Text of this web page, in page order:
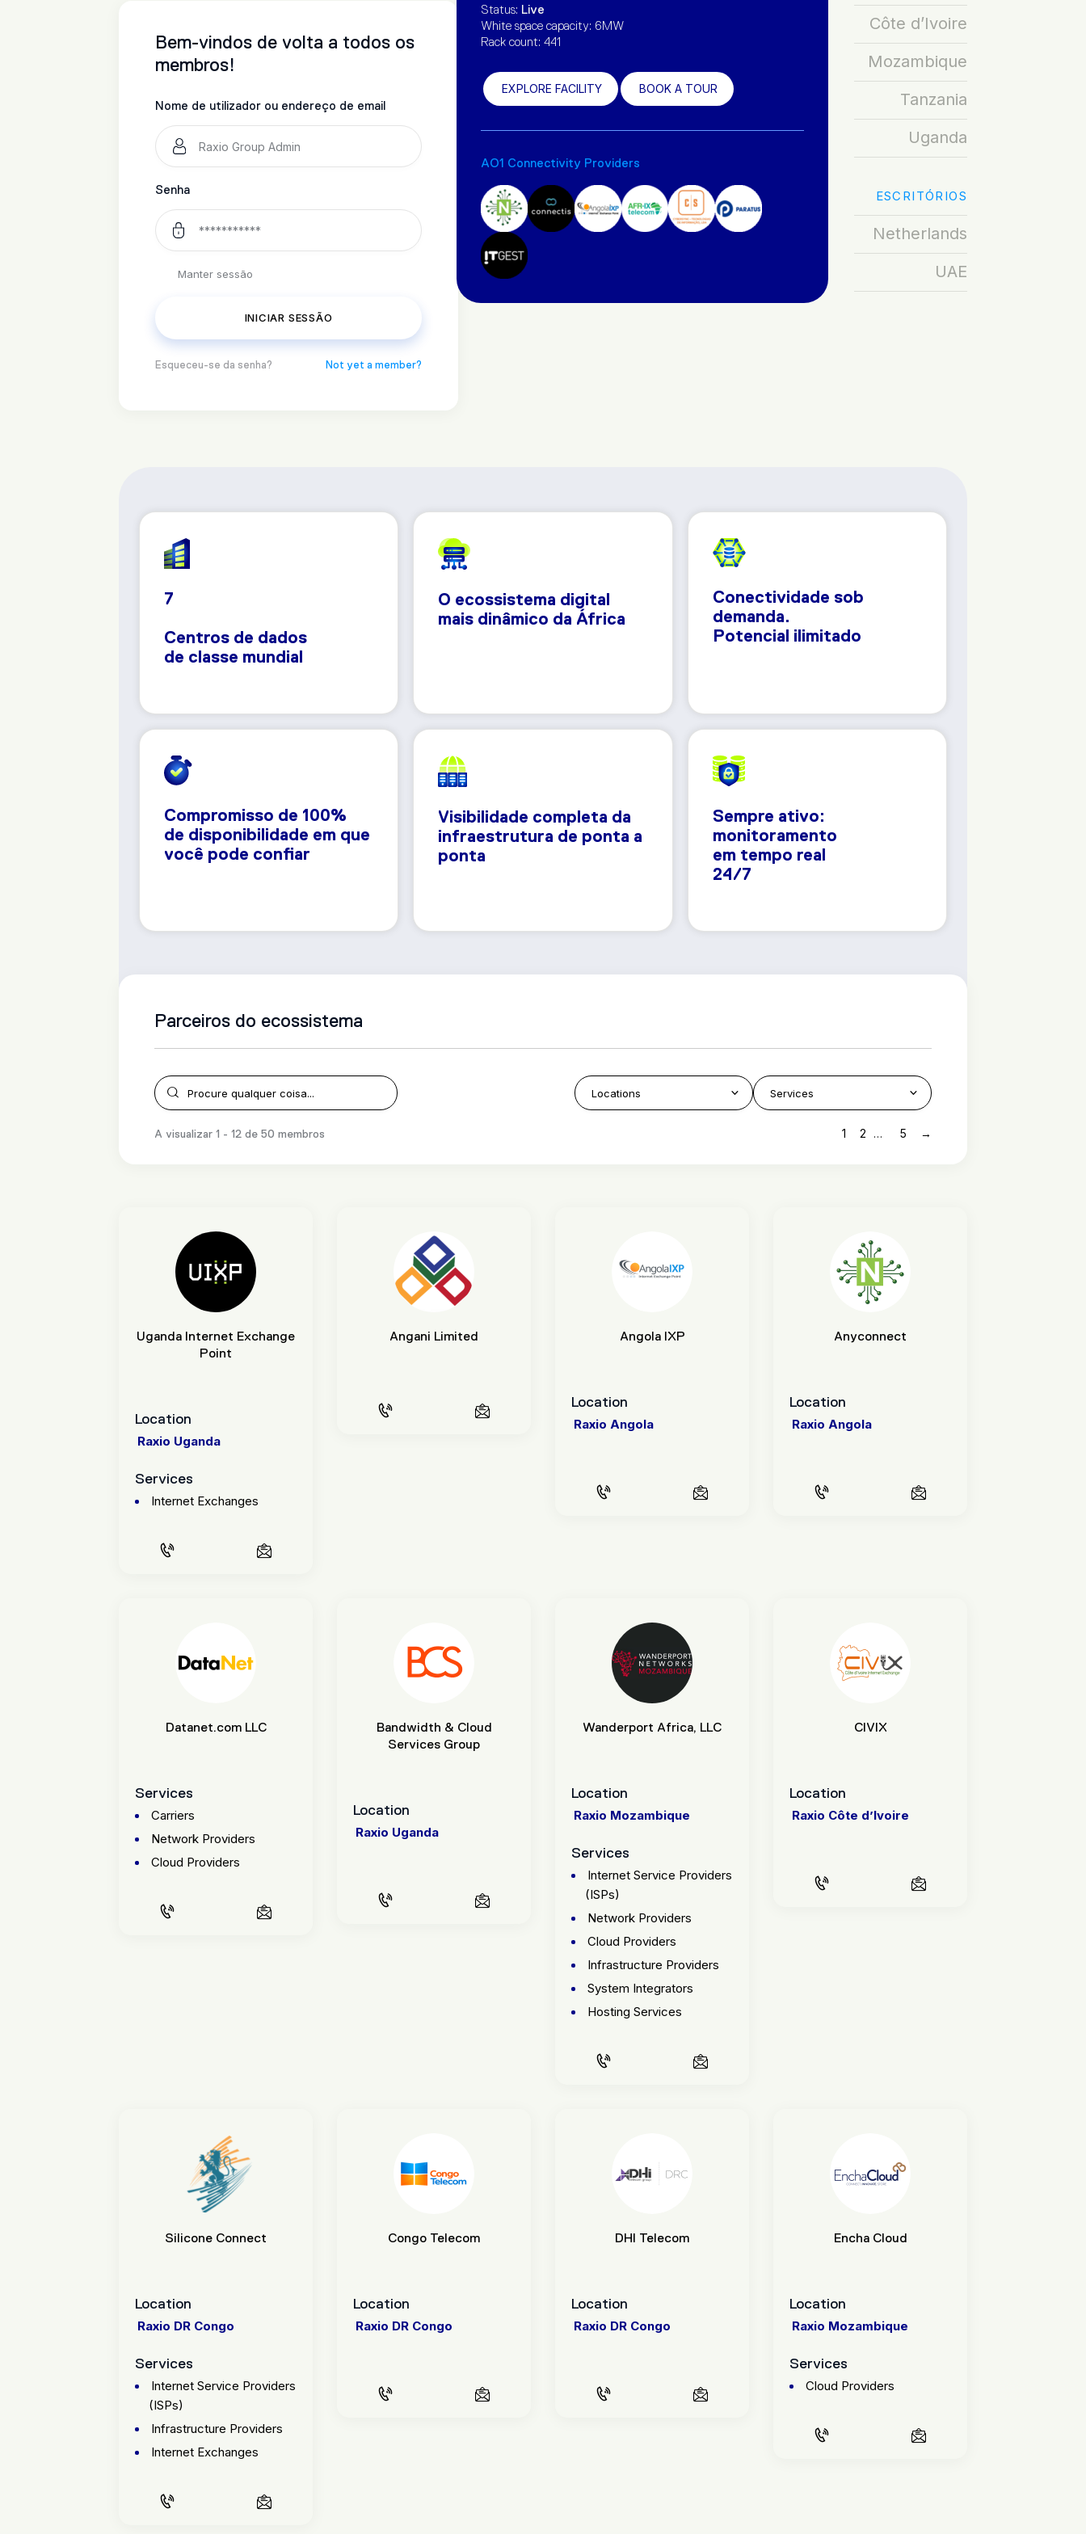
Bem-vindos de volta a todos os
membros!
Nome de utilizador ou endereço de email
Senha
Manter sessão
INICIAR SESSÃO
Not yet a member?
Esqueceu-se da senha?
Status: Live
White space capacity: 6MW
Rack count: 441
EXPLORE FACILITY BOOK A TOUR
AO1 Connectivity Providers
Côte d’Ivoire
Mozambique
Tanzania
Uganda
ESCRITÓRIOS
Netherlands
UAE
7
Centros de dados
de classe mundial
O ecossistema digital
mais dinâmico da África
Conectividade sob
demanda.
Potencial ilimitado
Compromisso de 100%
de disponibilidade em que
você pode confiar
Visibilidade completa da
infraestrutura de ponta a
ponta
Sempre ativo:
monitoramento
em tempo real
24/7
Parceiros do ecossistema
A visualizar 1 - 12 de 50 membros 1 2 … 5 →
Uganda Internet Exchange
Point
Location
Raxio Uganda
Services
Internet Exchanges
Angani Limited Angola IXP
Location
Raxio Angola
CALL US
Anyconnect
Location
Raxio Angola
Datanet.com LLC
Services
Carriers
Network Providers
Cloud Providers
Bandwidth & Cloud
Services Group
Location
Raxio Uganda
Wanderport Africa, LLC
Location
Raxio Mozambique
Services
Internet Service Providers
(ISPs)
Network Providers
Cloud Providers
Infrastructure Providers
System Integrators
Hosting Services
CIVIX
Location
Raxio Côte d’Ivoire
Silicone Connect
Location
Raxio DR Congo
Services
Internet Service Providers
(ISPs)
Infrastructure Providers
Internet Exchanges
Congo Telecom
Location
Raxio DR Congo
DHI Telecom
Location
Raxio DR Congo
Encha Cloud
Location
Raxio Mozambique
Services
Cloud Providers